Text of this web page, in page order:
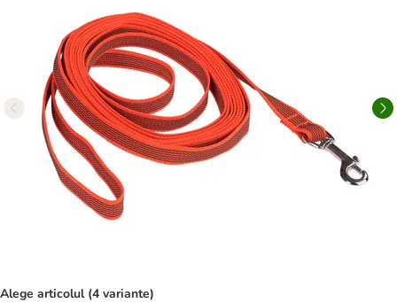
Alege articolul (4 variante)